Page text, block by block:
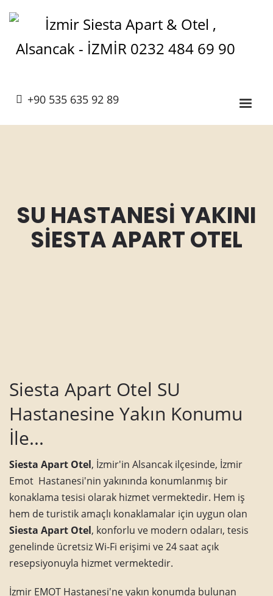
+90 535 635 92 89
SU HASTANESİ YAKINI
SİESTA APART OTEL
Siesta Apart Otel SU
Hastanesine Yakın Konumu
İle...
Siesta Apart Otel, İzmir'in Alsancak ilçesinde, İzmir
Emot Hastanesi'nin yakınında konumlanmış bir
konaklama tesisi olarak hizmet vermektedir. Hem iş
hem de turistik amaçlı konaklamalar için uygun olan
Siesta Apart Otel, konforlu ve modern odaları, tesis
genelinde ücretsiz Wi-Fi erişimi ve 24 saat açık
resepsiyonuyla hizmet vermektedir.
İzmir EMOT Hastanesi'ne yakın konumda bulunan